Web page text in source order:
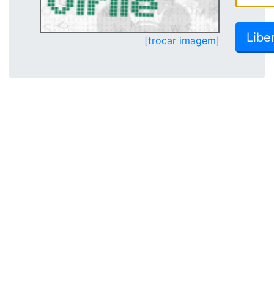
[trocar imagem]